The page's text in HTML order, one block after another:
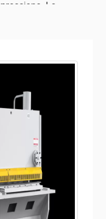
Lo
una volta.
idrauliche in
tipi di acciaio
Esistono
utilizzate in
cesoia a trave
a rulli e così
taglio è controllata
sono
di